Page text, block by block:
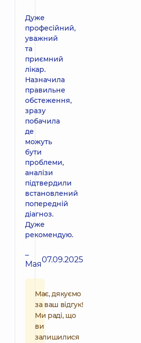
Дуже
професійний,
уважний
та
приємний
лікар.
Назначила
правильне
обстеження,
зразу
побачила
де
можуть
бути
проблеми,
аналізи
підтвердили
встановлений
попередній
діагноз.
Дуже
рекомендую.
–
Мая07.09.2025
Має, дякуємо
за ваш відгук!
Ми раді, що
ви
залишилися